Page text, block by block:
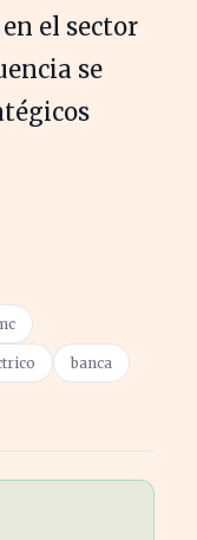
el sector
se
banca